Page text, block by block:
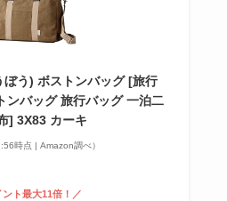
う) ボストンバッグ [旅行
ンバッグ 旅行バッグ 一泊二
] 3X83 カーキ
時点 | Amazon調べ）
ント最大11倍！／